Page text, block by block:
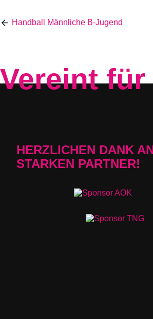
Handball Männliche B-Jugend
Vereint für
HERZLICHEN DANK
STARKEN PARTNER!